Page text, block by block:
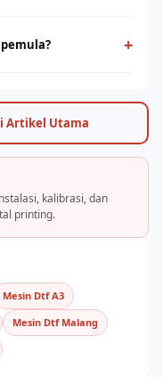
untuk
+
training dan
Anda cepat
Artikel Utama
kalibrasi, dan
printing.
Mesin Dtf A3
Mesin Dtf Malang